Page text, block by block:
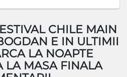
CHILE MAIN
E IN ULTIMII
LA NOAPTE
LA MASA FINALA